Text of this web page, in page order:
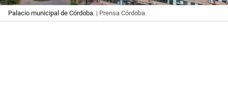
Palacio municipal de Córdoba. | Prensa Córdoba.